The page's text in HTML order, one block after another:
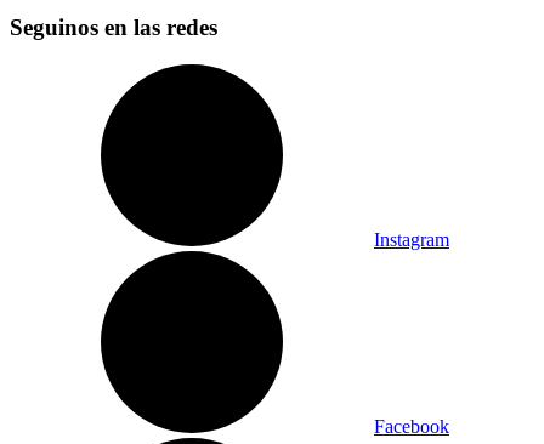
Seguinos en las redes
Instagram
Facebook